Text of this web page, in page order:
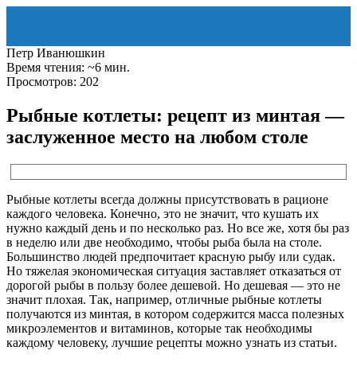
Петр Иванюшкин
Время чтения: ~6 мин.
Просмотров: 202
Рыбные котлеты: рецепт из минтая —
заслуженное место на любом столе
Рыбные котлеты всегда должны присутствовать в рационе
каждого человека. Конечно, это не значит, что кушать их
нужно каждый день и по несколько раз. Но все же, хотя бы раз
в неделю или две необходимо, чтобы рыба была на столе.
Большинство людей предпочитает красную рыбу или судак.
Но тяжелая экономическая ситуация заставляет отказаться от
дорогой рыбы в пользу более дешевой. Но дешевая — это не
значит плохая. Так, например, отличные рыбные котлеты
получаются из минтая, в котором содержится масса полезных
микроэлементов и витаминов, которые так необходимы
каждому человеку, лучшие рецепты можно узнать из статьи.